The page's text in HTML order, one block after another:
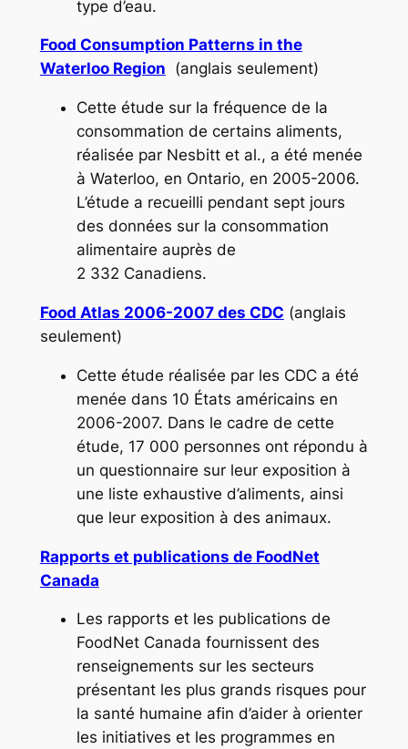
type d’eau.
Food Consumption Patterns in the
Waterloo Region (anglais seulement)
Cette étude sur la fréquence de la
consommation de certains aliments,
réalisée par Nesbitt et al., a été menée
à Waterloo, en Ontario, en 2005-2006.
L’étude a recueilli pendant sept jours
des données sur la consommation
alimentaire auprès de
2 332 Canadiens.
Food Atlas 2006-2007 des CDC (anglais
seulement)
Cette étude réalisée par les CDC a été
menée dans 10 États américains en
2006-2007. Dans le cadre de cette
étude, 17 000 personnes ont répondu à
un questionnaire sur leur exposition à
une liste exhaustive d’aliments, ainsi
que leur exposition à des animaux.
Rapports et publications de FoodNet
Canada
Les rapports et les publications de
FoodNet Canada fournissent des
renseignements sur les secteurs
présentant les plus grands risques pour
la santé humaine afin d’aider à orienter
les initiatives et les programmes en